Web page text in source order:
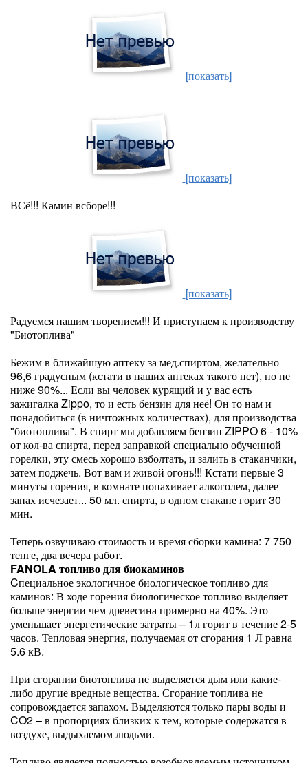
[показать]
[показать]
ВСё!!! Камин всборе!!!
[показать]
Радуемся нашим творением!!! И приступаем к производству
"Биотоплива"
Бежим в ближайшую аптеку за мед.спиртом, желательно
96,6 градусным (кстати в наших аптеках такого нет), но не
ниже 90%... Если вы человек курящий и у вас есть
зажигалка Zippo, то и есть бензин для неё! Он то нам и
понадобиться (в ничтожных количествах), для производства
"биотоплива". В спирт мы добавляем бензин ZIPPO 6 - 10%
от кол-ва спирта, перед заправкой специально обученной
горелки, эту смесь хорошо взболтать, и залить в стаканчики,
затем поджечь. Вот вам и живой огонь!!! Кстати первые 3
минуты горения, в комнате попахивает алкоголем, далее
запах исчезает... 50 мл. спирта, в одном стакане горит 30
мин.
Теперь озвучиваю стоимость и время сборки камина: 7 750
тенге, два вечера работ.
FANOLA топливо для биокаминов
Cпециальное экологичное биологическое топливо для
каминов: В ходе горения биологическое топливо выделяет
больше энергии чем древесина примерно на 40%. Это
уменьшает энергетические затраты – 1л горит в течение 2-5
часов. Тепловая энергия, получаемая от сгорания 1 Л равна
5.6 кВ.
При сгорании биотоплива не выделяется дым или какие-
либо другие вредные вещества. Сгорание топлива не
сопровождается запахом. Выделяются только пары воды и
CO2 – в пропорциях близких к тем, которые содержатся в
воздухе, выдыхаемом людьми.